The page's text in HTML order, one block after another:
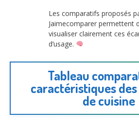
Les comparatifs proposés
Jaimecomparer permettent
visualiser clairement ces
d’usage.
Tableau
caractéristiques
de cuisine